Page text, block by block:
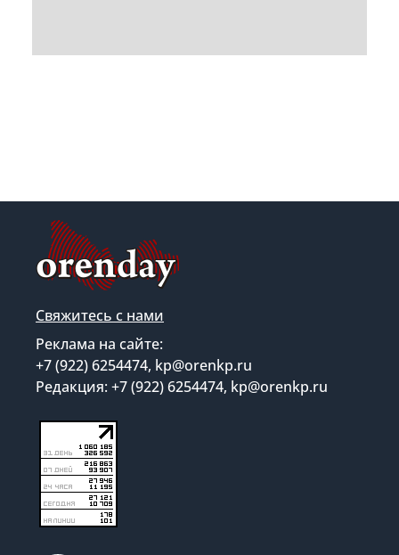
Свяжитесь с нами
Реклама на сайте:
+7 (922) 6254474, kp@orenkp.ru
Редакция: +7 (922) 6254474, kp@orenkp.ru